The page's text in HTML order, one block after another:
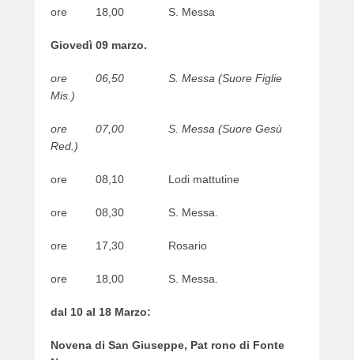
ore 18,00 S. Messa
Giovedì 09 marzo.
ore 06,50 S. Messa (Suore Figlie
Mis.)
ore 07,00 S. Messa (Suore Gesù
Red.)
ore 08,10 Lodi mattutine
ore 08,30 S. Messa.
ore 17,30 Rosario
ore 18,00 S. Messa.
dal 10 al 18 Marzo:
Novena di San Giuseppe, Pat rono di Fonte